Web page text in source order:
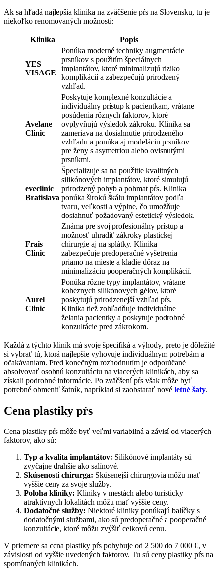
Ak sa hľadá najlepšia klinika na zväčšenie pŕs na Slovensku, tu je
niekoľko renomovaných možností:
Klinika Popis
YES
VISAGE
Ponúka moderné techniky augmentácie
prsníkov s použitím špeciálnych
implantátov, ktoré minimalizujú riziko
komplikácií a zabezpečujú prirodzený
vzhľad.
Avelane
Clinic
Poskytuje komplexné konzultácie a
individuálny prístup k pacientkam, vrátane
posúdenia rôznych faktorov, ktoré
ovplyvňujú výsledok zákroku. Klinika sa
zameriava na dosiahnutie prirodzeného
vzhľadu a ponúka aj modeláciu prsníkov
pre ženy s asymetriou alebo ovisnutými
prsníkmi.
eveclinic
Bratislava
Špecializuje sa na použitie kvalitných
silikónových implantátov, ktoré simulujú
prirodzený pohyb a pohmat pŕs. Klinika
ponúka širokú škálu implantátov podľa
tvaru, veľkosti a výplne, čo umožňuje
dosiahnuť požadovaný estetický výsledok.
Frais
Clinic
Známa pre svoj profesionálny prístup a
možnosť uhradiť zákroky plastickej
chirurgie aj na splátky. Klinika
zabezpečuje predoperačné vyšetrenia
priamo na mieste a kladie dôraz na
minimalizáciu pooperačných komplikácií.
Aurel
Clinic
Ponúka rôzne typy implantátov, vrátane
kohéznych silikónových gélov, ktoré
poskytujú prirodzenejší vzhľad pŕs.
Klinika tiež zohľadňuje individuálne
želania pacientky a poskytuje podrobné
konzultácie pred zákrokom.
Každá z týchto kliník má svoje špecifiká a výhody, preto je dôležité
si vybrať tú, ktorá najlepšie vyhovuje individuálnym potrebám a
očakávaniam. Pred konečným rozhodnutím je odporúčané
absolvovať osobnú konzultáciu na viacerých klinikách, aby sa
získali podrobné informácie. Po zväčšení pŕs však môže byť
potrebné obmeniť šatník, napríklad si zaobstarať nové letné šaty.
Cena plastiky pŕs
Cena plastiky pŕs môže byť veľmi variabilná a závisí od viacerých
faktorov, ako sú:
Typ a kvalita implantátov: Silikónové implantáty sú
zvyčajne drahšie ako salínové.
Skúsenosti chirurga: Skúsenejší chirurgovia môžu mať
vyššie ceny za svoje služby.
Poloha kliniky: Kliniky v mestách alebo turisticky
atraktívnych lokalitách môžu mať vyššie ceny.
Dodatočné služby: Niektoré kliniky ponúkajú balíčky s
dodatočnými službami, ako sú predoperačné a pooperačné
konzultácie, ktoré môžu zvýšiť celkovú cenu.
V priemere sa cena plastiky pŕs pohybuje od 2 500 do 7 000 €, v
závislosti od vyššie uvedených faktorov. Tu sú ceny plastiky pŕs na
spomínaných klinikách.